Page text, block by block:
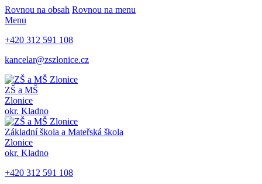
Rovnou na obsah Rovnou na menu
Menu
+420 312 591 108
kancelar@zszlonice.cz
ZŠ a MŠ
Zlonice
okr. Kladno
Základní škola a Mateřská škola
Zlonice
okr. Kladno
+420 312 591 108